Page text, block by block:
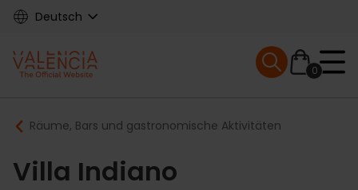
Skip
content
Deutsch
Main
navigation
0
Mobile menu
Breadcrumb
Räume, Bars und gastronomische Aktivitäten
Villa Indiano